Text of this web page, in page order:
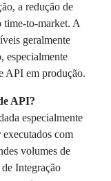
a redução de
time-to-market. A
geralmente
especialmente
API em produção.
API?
especialmente
executados com
volumes de
Integração